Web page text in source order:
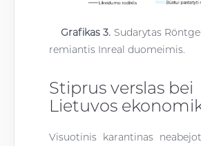
Grafikas3. Sudarytas
remiantis Inreal duomeimis.
Stiprus verslas bei
Lietuvos
Visuotinis karantinas